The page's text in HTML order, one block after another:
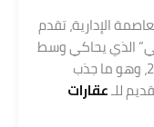
الإدارية، تقدم
الذي يحاكي وسط
البلد الكلاسيكي ولكن بمعايير 2026، وهو ما جذب
للـعقارات